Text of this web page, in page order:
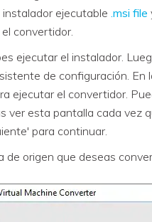
ejecutable .msi file
convertidor.
ejecutar el instalador.
de configuración.
ejecutar el convertidor.
ver esta pantalla cada vez
para continuar.
de origen que deseas